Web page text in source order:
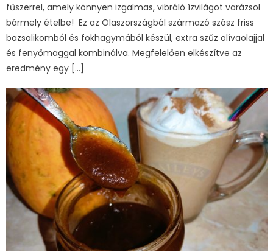
fűszerrel, amely könnyen izgalmas, vibráló ízvilágot varázsol
bármely ételbe! Ez az Olaszországból származó szósz friss
bazsalikomból és fokhagymából készül, extra szűz olívaolajjal
és fenyőmaggal kombinálva. Megfelelően elkészítve az
eredmény egy […]